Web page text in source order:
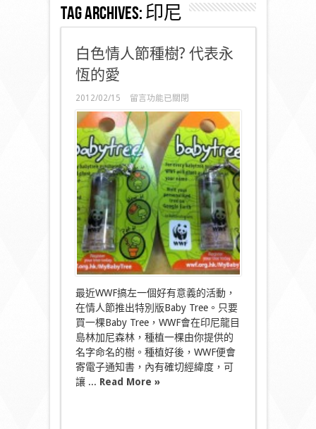
Tag Archives:印尼
白色情人節種樹? 代表永
恆的愛
2012/02/15
在
〈白
色
情
人
節
種
樹?
代
表
永
恆
的
愛〉
中
留言功能已關閉
最近WWF搞左一個好有意義的活動，
在情人節推出特別版Baby Tree。只要
買一棵Baby Tree，WWF會在印尼龍目
島林加尼森林，種植一棵由你提供的
名字命名的樹。種植好後，WWF便會
寄電子通知書，內有確切經緯度，可
讓 ... Read More »